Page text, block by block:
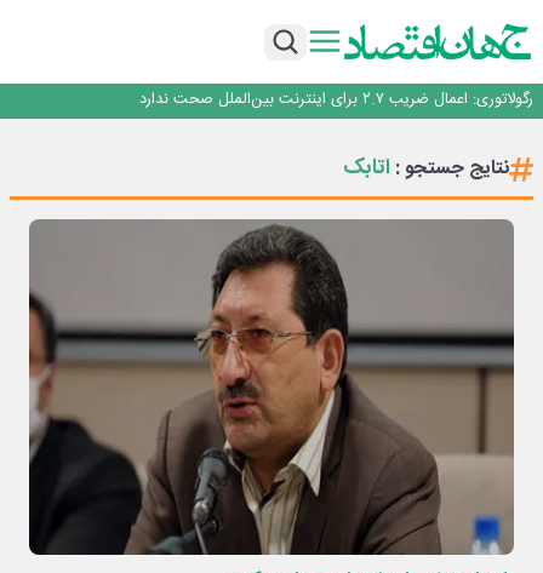
یک اشتباه کلاد، تمام اطلاعات کاربر را به باد داد
رگولاتوری: اعمال ضریب ۲.۷ برای اینترنت بین‌الملل صحت ندارد
با تقاضای برق ناپایدار هوش مصنوعی خودزنی می‌کند
یک اشتباه کلاد، تمام اطلاعات کاربر را به باد داد
نتایج جستجو : اتابک